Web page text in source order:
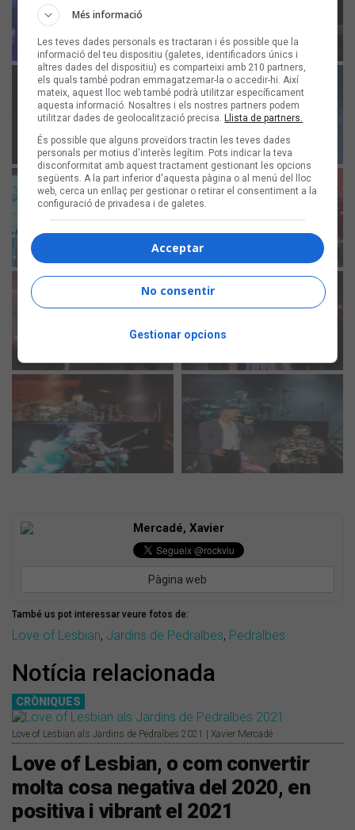
Mercadé, Xavier
Pàgina web
També us pot interessar veure fotos de:
Love of Lesbian, Jardins de Pedralbes, Pedralbes
Notícia relacionada
CRÒNIQUES
Love of Lesbian als Jardins de Pedralbes 2021 | Xavier Mercadé
Love of Lesbian, o com convertir
molta cosa negativa del 2020, en
positiva i vibrant el 2021
Més informació
Les teves dades personals es tractaran i és possible que la
informació del teu dispositiu (galetes, identificadors únics i
altres dades del dispositiu) es comparteixi amb 210 partners,
els quals també podran emmagatzemar-la o accedir-hi. Així
mateix, aquest lloc web també podrà utilitzar específicament
aquesta informació. Nosaltres i els nostres partners podem
utilitzar dades de geolocalització precisa. Llista de partners.
És possible que alguns proveïdors tractin les teves dades
personals per motius d'interès legítim. Pots indicar la teva
disconformitat amb aquest tractament gestionant les opcions
següents. A la part inferior d'aquesta pàgina o al menú del lloc
web, cerca un enllaç per gestionar o retirar el consentiment a la
configuració de privadesa i de galetes.
Acceptar
No consentir
Gestionar opcions